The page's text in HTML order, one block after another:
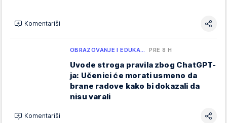
Komentariši
OBRAZOVANJE I EDUKA… PRE 8 H
Uvode stroga pravila zbog ChatGPT-
ja: Učenici će morati usmeno da
brane radove kako bi dokazali da
nisu varali
Komentariši